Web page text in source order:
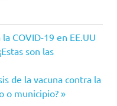
COVID-19 en EE.UU
son las
de la vacuna contra la
o municipio?